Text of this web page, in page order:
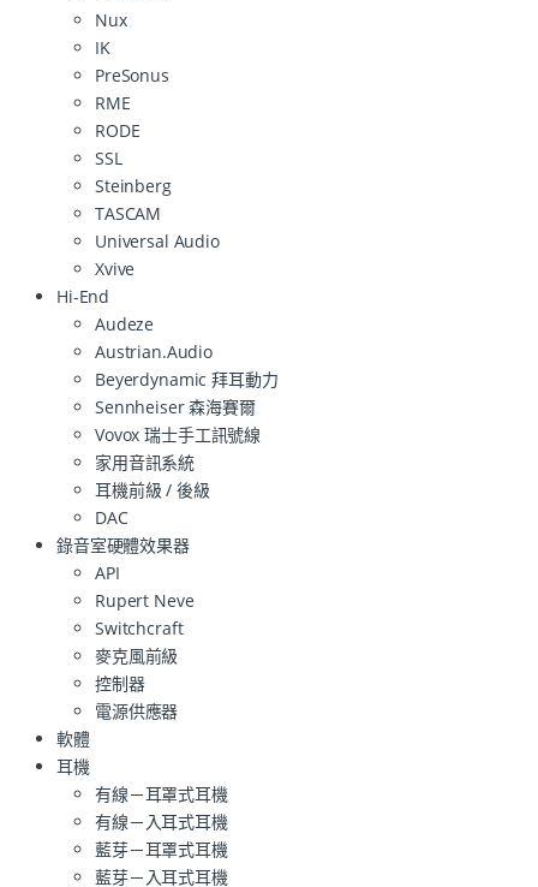
Nux
IK
PreSonus
RME
RODE
SSL
Steinberg
TASCAM
Universal Audio
Xvive
Hi-End
Audeze
Austrian.Audio
Beyerdynamic 拜耳動力
Sennheiser 森海賽爾
Vovox 瑞士手工訊號線
家用音訊系統
耳機前級 / 後級
DAC
錄音室硬體效果器
API
Rupert Neve
Switchcraft
麥克風前級
控制器
電源供應器
軟體
耳機
有線－耳罩式耳機
有線－入耳式耳機
藍芽－耳罩式耳機
藍芽－入耳式耳機